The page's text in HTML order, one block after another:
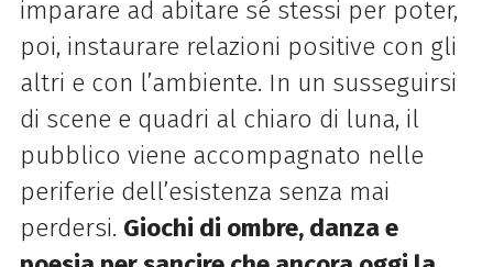
imparare ad abitare sé stessi per poter,
poi, instaurare relazioni positive con gli
altri e con l’ambiente. In un susseguirsi
di scene e quadri al chiaro di luna, il
pubblico viene accompagnato nelle
periferie dell’esistenza senza mai
perdersi. Giochi di ombre, danza e